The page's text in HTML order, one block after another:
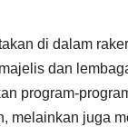
di dalam
dan
program-
melainkan juga